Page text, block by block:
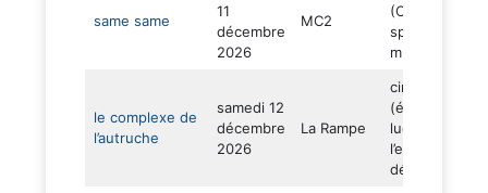
same same
11
décembre
2026
MC2
(Cambodge –
spectaculaire
musique live)
le complexe de
l’autruche
samedi 12
décembre
2026
La Rampe
cirque
(équilibre –
ludique – tête
l’envers –
délicatesse)